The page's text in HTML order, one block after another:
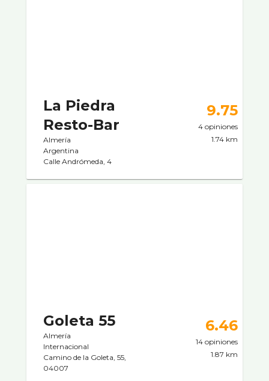
La Piedra
Resto-Bar
Almería
Argentina
Calle Andrómeda, 4
9.75
4 opiniones
1.74 km
Goleta 55
Almería
Internacional
Camino de la Goleta, 55,
04007
6.46
14 opiniones
1.87 km